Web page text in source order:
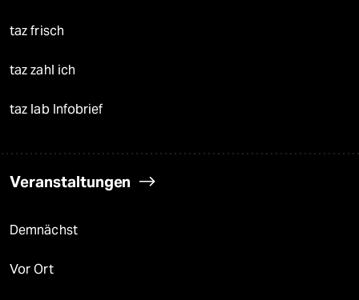
taz frisch
taz zahl ich
taz lab Infobrief
Veranstaltungen
Demnächst
Vor Ort